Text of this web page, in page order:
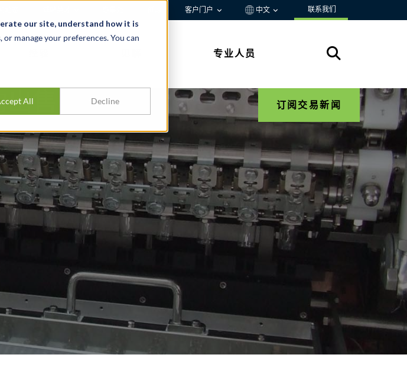
our site, understand how it is
manage your preferences. You can
All Decline
客户门户 中文 联系我们
专业人员
售
订阅交易新闻